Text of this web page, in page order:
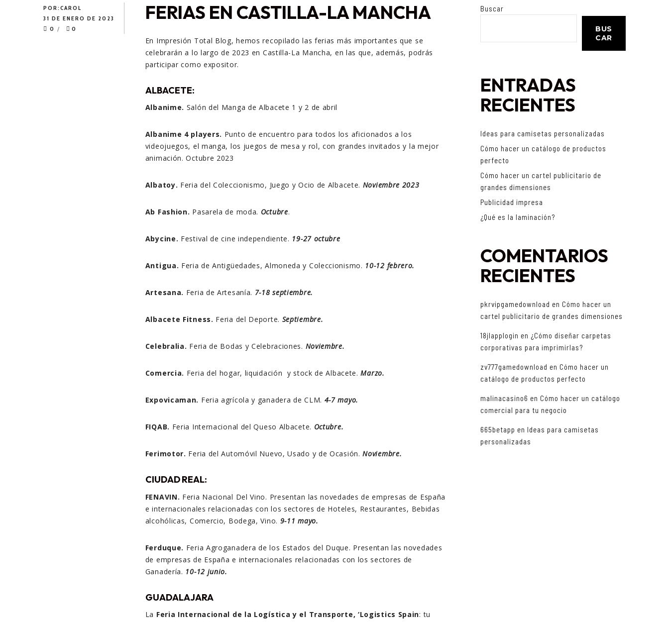
POR:CAROL
31 DE ENERO DE 2023
0
0
FERIAS EN CASTILLA-LA MANCHA
En Impresión Total Blog, hemos recopilado las ferias más importantes que se
celebrarán a lo largo de 2023 en Castilla-La Mancha, en las que, además, podrás
participar como expositor.
ALBACETE:
Albanime. Salón del Manga de Alba​cete 1 y 2 de abril
Albanime 4 players. Punto de encuentro para todos los aficionados a los
videojuegos, el manga, los juegos de mesa y rol, con grandes invitados y la mejor
animación. Octubre 2023
Albatoy. Feria del Coleccionismo, Juego y Ocio de Albacete. Noviembre 2023
Ab Fashion. Pasarela de moda. Octubre.
Abycine. Festival de cine independiente. 19-27 octubre
Antigua. Feria de Antigüedades, Almoneda y Coleccionismo. 10-12 febrero.
Artesana. Feria de Artesanía. 7-18 septiembre.
Albacete Fitness. Feria del Deporte. Septiembre.
Celebralia. Feria de Bodas y Celebraciones. Noviembre.
Comercia. Feria del hogar, liquidación y stock de Albacete.Marzo.
Expovicaman. Feria agrícola y ganadera de CLM. 4-7 mayo.
FIQAB. Feria Internacional del Queso Albacete. Octubre.
Ferimotor. Feria del Automóvil Nuevo, Usado y de Ocasión.Noviembre.
CIUDAD REAL:
FENAVIN. Feria Nacional Del Vino. Presentan las novedades de empresas de España
e internacionales relacionadas con los sectores de Hoteles, Restaurantes, Bebidas
alcohólicas, Comercio, Bodega, Vino. 9-11 mayo.
Ferduque. Feria Agroganadera de los Estados del Duque. Presentan las novedades
de empresas de España e internacionales relacionadas con los sectores de
Ganadería. 10-12 junio.
GUADALAJARA
La Feria Internacional de la Logística y el Transporte, ‘Logistics Spain: tu
Buscar
BUS
CAR
ENTRADAS
RECIENTES
Ideas para camisetas personalizadas
Cómo hacer un catálogo de productos
perfecto
Cómo hacer un cartel publicitario de
grandes dimensiones
Publicidad impresa
¿Qué es la laminación?
COMENTARIOS
RECIENTES
pkrvipgamedownload en Cómo hacer un
cartel publicitario de grandes dimensiones
18jlapplogin en ¿Cómo diseñar carpetas
corporativas para imprimirlas?
zv777gamedownload en Cómo hacer un
catálogo de productos perfecto
malinacasino6 en Cómo hacer un catálogo
comercial para tu negocio
665betapp en Ideas para camisetas
personalizadas